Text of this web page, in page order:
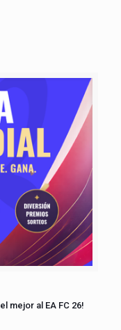
mejor al EA FC 26!